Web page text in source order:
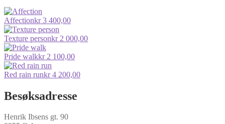
Affectionkr3 400,00
Texture personkr2 000,00
Pride walkkr2 100,00
Red rain runkr4 200,00
Besøksadresse
Henrik Ibsens gt. 90